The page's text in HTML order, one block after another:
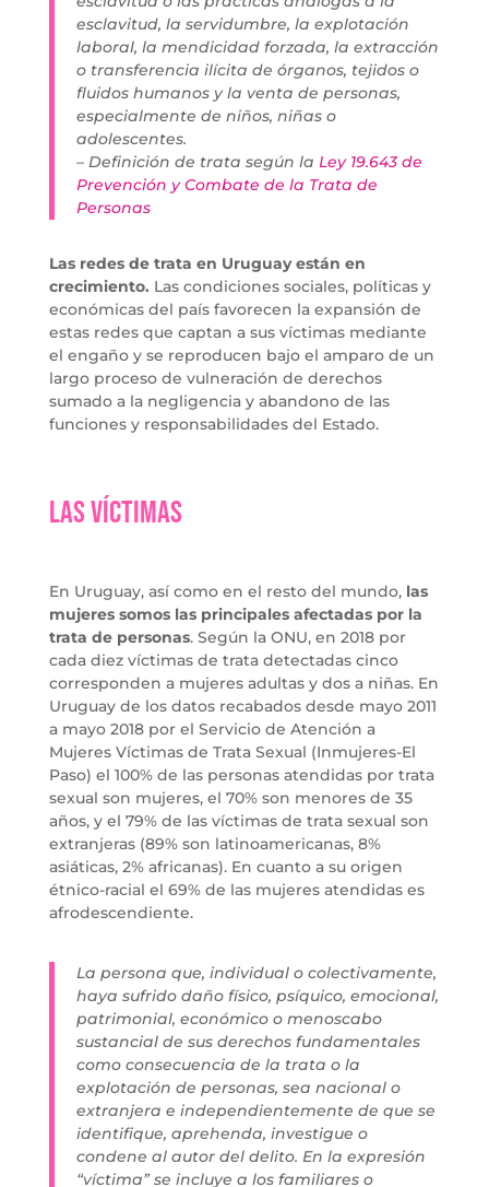
esclavitud, la servidumbre, la explotación
laboral, la mendicidad forzada, la extracción
o transferencia ilícita de órganos, tejidos o
fluidos humanos y la venta de personas,
especialmente de niños, niñas o
adolescentes.
– Definición de trata según la Ley 19.643 de
Prevención y Combate de la Trata de
Personas
Las redes de trata en Uruguay están en
crecimiento. Las condiciones sociales, políticas y
económicas del país favorecen la expansión de
estas redes que captan a sus víctimas mediante
el engaño y se reproducen bajo el amparo de un
largo proceso de vulneración de derechos
sumado a la negligencia y abandono de las
funciones y responsabilidades del Estado.
Las Víctimas
En Uruguay, así como en el resto del mundo, las
mujeres somos las principales afectadas por la
trata de personas. Según la ONU, en 2018 por
cada diez víctimas de trata detectadas cinco
corresponden a mujeres adultas y dos a niñas. En
Uruguay de los datos recabados desde mayo 2011
a mayo 2018 por el Servicio de Atención a
Mujeres Víctimas de Trata Sexual (Inmujeres-El
Paso) el 100% de las personas atendidas por trata
sexual son mujeres, el 70% son menores de 35
años, y el 79% de las víctimas de trata sexual son
extranjeras (89% son latinoamericanas, 8%
asiáticas, 2% africanas). En cuanto a su origen
étnico-racial el 69% de las mujeres atendidas es
afrodescendiente.
La persona que, individual o colectivamente,
haya sufrido daño físico, psíquico, emocional,
patrimonial, económico o menoscabo
sustancial de sus derechos fundamentales
como consecuencia de la trata o la
explotación de personas, sea nacional o
extranjera e independientemente de que se
identifique, aprehenda, investigue o
condene al autor del delito. En la expresión
“víctima” se incluye a los familiares o